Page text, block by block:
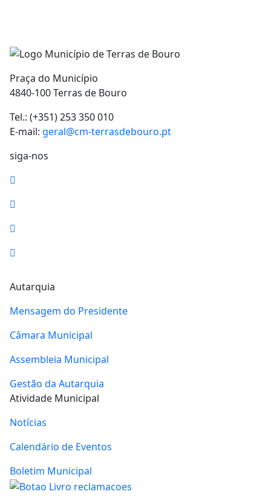
Praça do Município
4840-100 Terras de Bouro
Tel.: (+351) 253 350 010
E-mail: geral@cm-terrasdebouro.pt
siga-nos
Autarquia
Mensagem do Presidente
Câmara Municipal
Assembleia Municipal
Gestão da Autarquia
Atividade Municipal
Notícias
Calendário de Eventos
Boletim Municipal